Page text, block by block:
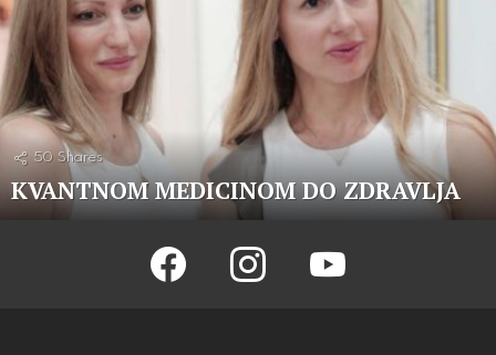
50 Shares
KVANTNOM MEDICINOM DO ZDRAVLJA
facebook instagram youtube